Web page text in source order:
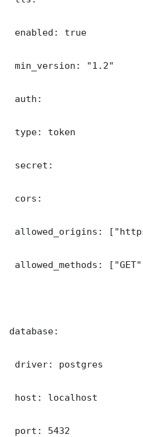
enabled: true
min_version: "1.2"
auth:
type: token
secret:
cors:
allowed_origins:
allowed_methods:
database:
driver: postgres
host: localhost
port: 5432